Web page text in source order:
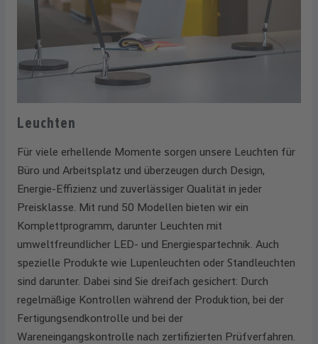
Leuchten
Für viele erhellende Momente sorgen unsere Leuchten für
Büro und Arbeitsplatz und überzeugen durch Design,
Energie-Effizienz und zuverlässiger Qualität in jeder
Preisklasse. Mit rund 50 Modellen bieten wir ein
Komplettprogramm, darunter Leuchten mit
umweltfreundlicher LED- und Energiespartechnik. Auch
spezielle Produkte wie Lupenleuchten oder Standleuchten
sind darunter. Dabei sind Sie dreifach gesichert: Durch
regelmäßige Kontrollen während der Produktion, bei der
Fertigungsendkontrolle und bei der
Wareneingangskontrolle nach zertifizierten Prüfverfahren.